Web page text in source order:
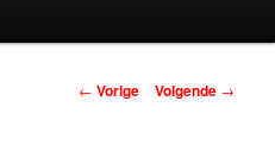
Berichtnavigatie
← Vorige Volgende →